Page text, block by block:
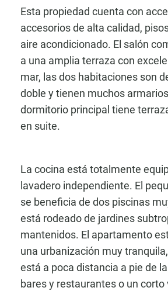
Esta propiedad cuenta con
accesorios de alta calidad,
aire acondicionado. El salón
a una amplia terraza con
mar, las dos habitaciones son
doble y tienen muchos
dormitorio principal tiene
en suite.
La cocina está totalmente
lavadero independiente. El
se beneficia de dos piscinas
está rodeado de jardines
mantenidos. El apartamento
una urbanización muy
está a poca distancia a pie de
bares y restaurantes o un corto